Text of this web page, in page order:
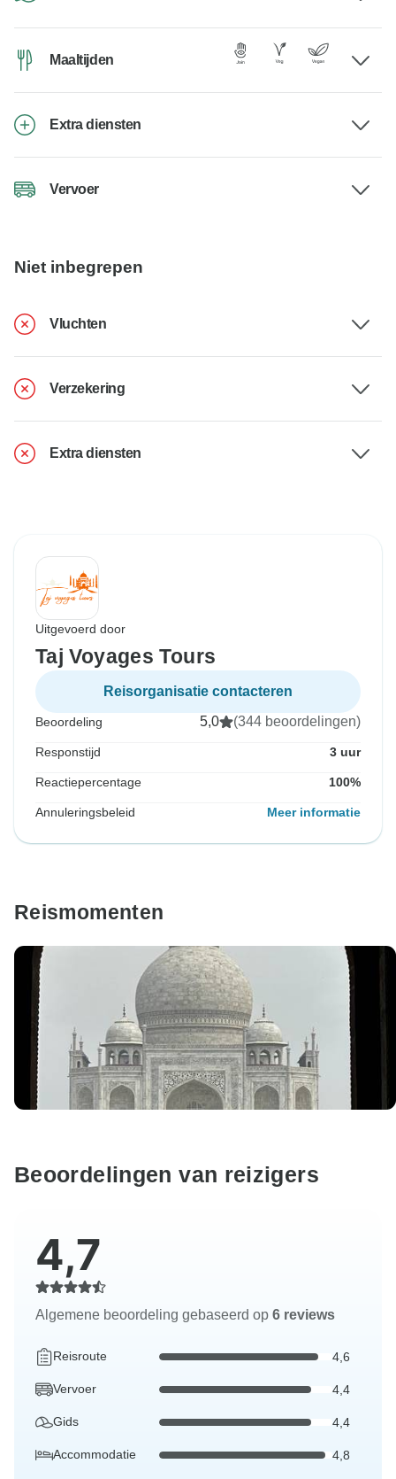
Maaltijden
Extra diensten
Vervoer
Niet inbegrepen
Vluchten
Verzekering
Extra diensten
Uitgevoerd door
Taj Voyages Tours
Reisorganisatie contacteren
Beoordeling 5,0 (344 beoordelingen)
Responstijd 3 uur
Reactiepercentage 100%
Annuleringsbeleid Meer informatie
Reismomenten
Beoordelingen van reizigers
4,7
Algemene beoordeling gebaseerd op 6 reviews
Reisroute 4,6
Vervoer 4,4
Gids 4,4
Accommodatie 4,8